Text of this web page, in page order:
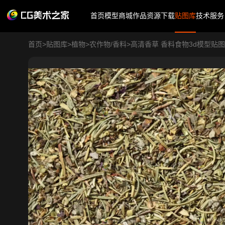
首页模型商城作品资源下载贴图库技术服务
首页>贴图库>植物>农作物/香料>高清香草 香料食物3d模型贴图